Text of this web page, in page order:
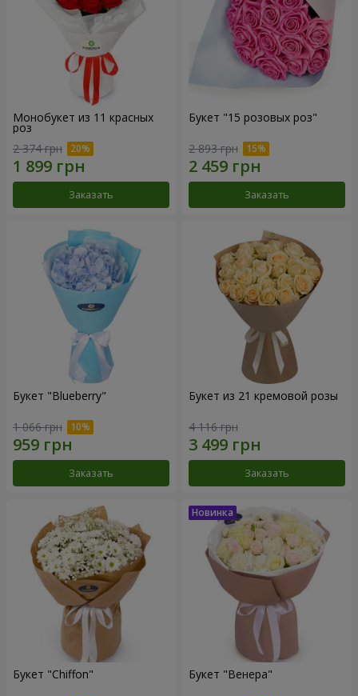
Монобукет из 11 красных
роз
2 374 грн
Заказать
Букет "15 розовых роз"
2 893 грн
Заказать
Букет "Blueberry"
1 066 грн
Заказать
Букет из 21 кремовой розы
4 116 грн
Заказать
Букет "Chiffon" Букет "Венера"